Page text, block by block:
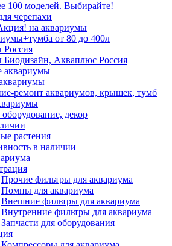
100 моделей. Выбирайте!
черепахи
на аквариумы
от 80 до 400л
Акваплюс Россия
аквариумы
ремонт аквариумов, крышек, тумб
декор
растения
в наличии
Прочие фильтры для аквариума
Помпы для аквариума
Внешние фильтры для аквариума
Внутренние фильтры для аквариума
Запчасти для оборудования